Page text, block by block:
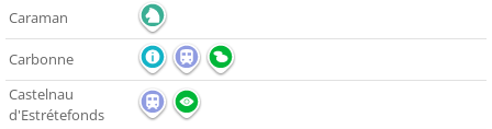
Caraman
Carbonne
Castelnau
d'Estrétefonds